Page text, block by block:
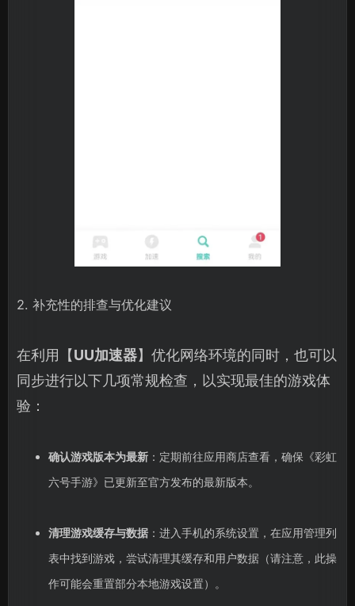
2. 补充性的排查与优化建议
在利用【UU加速器】优化网络环境的同时，也可以
同步进行以下几项常规检查，以实现最佳的游戏体
验：
确认游戏版本为最新：定期前往应用商店查看，确保《彩虹
六号手游》已更新至官方发布的最新版本。
清理游戏缓存与数据：进入手机的系统设置，在应用管理列
表中找到游戏，尝试清理其缓存和用户数据（请注意，此操
作可能会重置部分本地游戏设置）。